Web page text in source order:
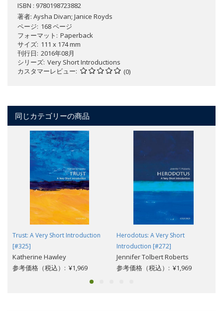
ISBN : 9780198723882
著者: Aysha Divan; Janice Royds
ページ 168 ページ
フォーマット
Paperback
サイズ 111 x 174 mm
刊行日 2016年08月
シリーズ Very Short Introductions
カスタマーレビュー
(0)
同じカテゴリーの商品
Trust: A Very Short Introduction
[#325]
Katherine Hawley
参考価格（税込）: ¥1,969
Herodotus: A Very Short
Introduction [#272]
Jennifer Tolbert Roberts
参考価格（税込）: ¥1,969